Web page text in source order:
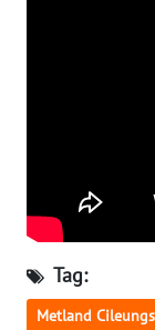
Tag:
Metland
KALBAR
WN
KALTENG